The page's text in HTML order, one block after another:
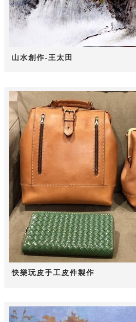
山水創作-王太田
快樂玩皮手工皮件製作